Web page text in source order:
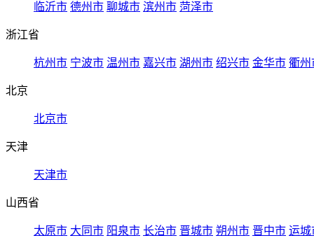
临沂市 德州市 聊城市 滨州市 菏泽市
浙江省
杭州市 宁波市 温州市 嘉兴市 湖州市 绍兴市 金华市 衢州
北京
北京市
天津
天津市
山西省
太原市 大同市 阳泉市 长治市 晋城市 朔州市 晋中市 运城